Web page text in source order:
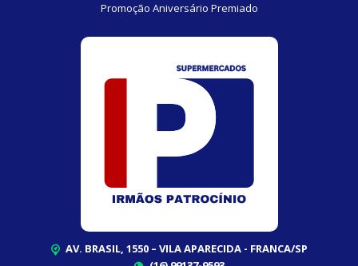
Promoção Aniversário Premiado
AV. BRASIL, 1550 – VILA APARECIDA - FRANCA/SP